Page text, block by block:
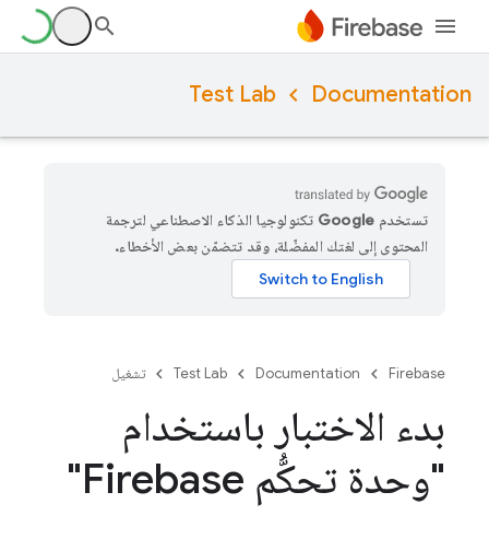
Documentation
Test Lab
تستخدم Google تكنولوجيا الذكاء الاصطناعي لترجمة
المحتوى إلى لغتك المفضّلة، وقد تتضمّن بعض الأخطاء.
Firebase
Documentation
Test Lab تشغيل
بدء الاختبار باستخدام
"وحدة تحكُّم Firebase"